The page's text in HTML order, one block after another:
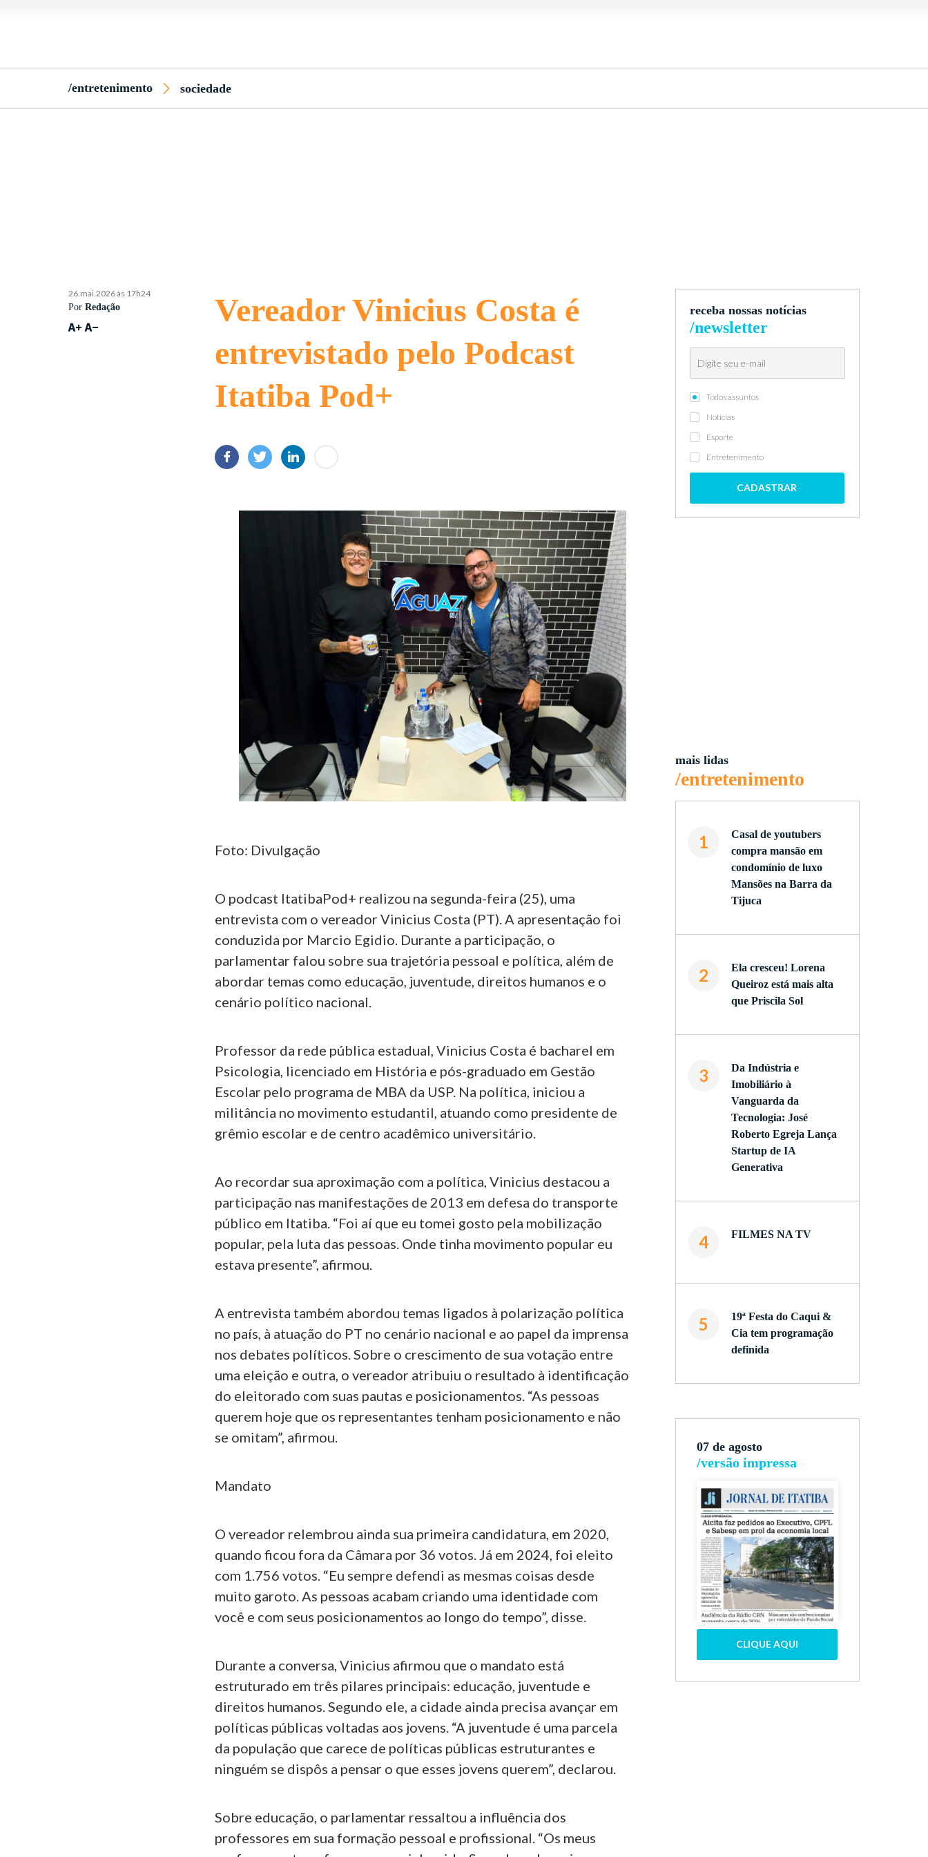
/entretenimento sociedade
26.mai.2026 às 17h24
PorRedação
Vereador Vinicius Costa é
entrevistado pelo Podcast
Itatiba Pod+
Foto: Divulgação
O podcast ItatibaPod+ realizou na segunda-feira (25), uma
entrevista com o vereador Vinicius Costa (PT). A apresentação foi
conduzida por Marcio Egidio. Durante a participação, o
parlamentar falou sobre sua trajetória pessoal e política, além de
abordar temas como educação, juventude, direitos humanos e o
cenário político nacional.
Professor da rede pública estadual, Vinicius Costa é bacharel em
Psicologia, licenciado em História e pós-graduado em Gestão
Escolar pelo programa de MBA da USP. Na política, iniciou a
militância no movimento estudantil, atuando como presidente de
grêmio escolar e de centro acadêmico universitário.
Ao recordar sua aproximação com a política, Vinicius destacou a
participação nas manifestações de 2013 em defesa do transporte
público em Itatiba. “Foi aí que eu tomei gosto pela mobilização
popular, pela luta das pessoas. Onde tinha movimento popular eu
estava presente”, afirmou.
A entrevista também abordou temas ligados à polarização política
no país, à atuação do PT no cenário nacional e ao papel da imprensa
nos debates políticos. Sobre o crescimento de sua votação entre
uma eleição e outra, o vereador atribuiu o resultado à identificação
do eleitorado com suas pautas e posicionamentos. “As pessoas
querem hoje que os representantes tenham posicionamento e não
se omitam”, afirmou.
Mandato
O vereador relembrou ainda sua primeira candidatura, em 2020,
quando ficou fora da Câmara por 36 votos. Já em 2024, foi eleito
com 1.756 votos. “Eu sempre defendi as mesmas coisas desde
muito garoto. As pessoas acabam criando uma identidade com
você e com seus posicionamentos ao longo do tempo”, disse.
Durante a conversa, Vinicius afirmou que o mandato está
estruturado em três pilares principais: educação, juventude e
direitos humanos. Segundo ele, a cidade ainda precisa avançar em
políticas públicas voltadas aos jovens. “A juventude é uma parcela
da população que carece de políticas públicas estruturantes e
ninguém se dispôs a pensar o que esses jovens querem”, declarou.
Sobre educação, o parlamentar ressaltou a influência dos
professores em sua formação pessoal e profissional. “Os meus
receba nossas notícias
/newsletter
Todos assuntos
Notícias
Esporte
Entretenimento
CADASTRAR
mais lidas
/entretenimento
1
Casal de youtubers
compra mansão em
condomínio de luxo
Mansões na Barra da
Tijuca
2
Ela cresceu! Lorena
Queiroz está mais alta
que Priscila Sol
3
Da Indústria e
Imobiliário à
Vanguarda da
Tecnologia: José
Roberto Egreja Lança
Startup de IA
Generativa
4 FILMES NA TV
5
19ª Festa do Caqui &
Cia tem programação
definida
07 de agosto
/versão impressa
CLIQUE AQUI